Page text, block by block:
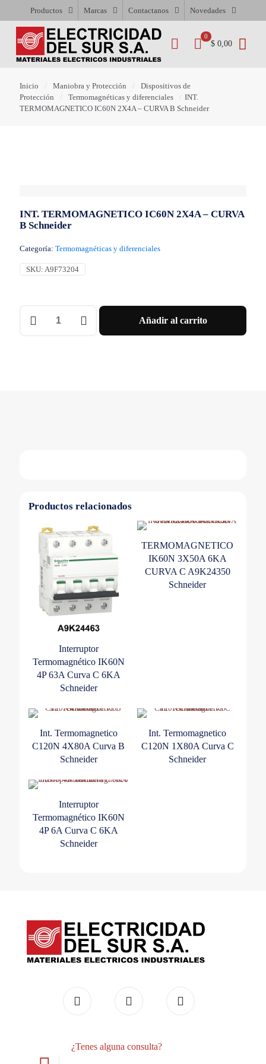
Productos Marcas Contactanos Novedades
0
$ 0,00
Inicio Maniobra y Protección
Dispositivos de
Protección
Termomagnéticas y diferenciales
INT.
TERMOMAGNETICO IC60N 2X4A – CURVA B Schneider
INT. TERMOMAGNETICO IC60N 2X4A – CURVA
B Schneider
Categoría: Termomagnéticas y diferenciales
SKU: A9F73204
INT.
TERMOMAGNETICO
IC60N
Añadir al carrito
Productos relacionados
Interruptor
Termomagnético IK60N
4P 63A Curva C 6KA
Schneider
TERMOMAGNETICO
IK60N 3X50A 6KA
CURVA C A9K24350
Schneider
Int. Termomagnetico
C120N 4X80A Curva B
Schneider
Int. Termomagnetico
C120N 1X80A Curva C
Schneider
Interruptor
Termomagnético IK60N
4P 6A Curva C 6KA
Schneider
¿Tenes alguna consulta?